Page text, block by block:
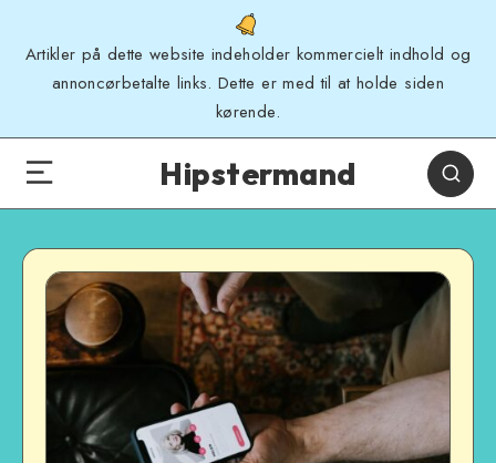
Artikler på dette website indeholder kommercielt indhold og
annoncørbetalte links. Dette er med til at holde siden
kørende.
Hipstermand